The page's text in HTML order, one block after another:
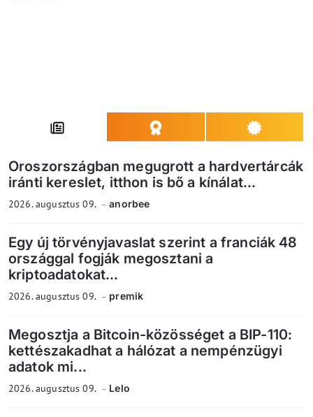
Oroszországban megugrott a hardvertárcák
iránti kereslet, itthon is bő a kínálat...
2026. augusztus 09. anorbee
Egy új törvényjavaslat szerint a franciák 48
országgal fogják megosztani a
kriptoadatokat...
2026. augusztus 09. premik
Megosztja a Bitcoin-közösséget a BIP-110:
kettészakadhat a hálózat a nempénzügyi
adatok mi...
2026. augusztus 09. Lelo